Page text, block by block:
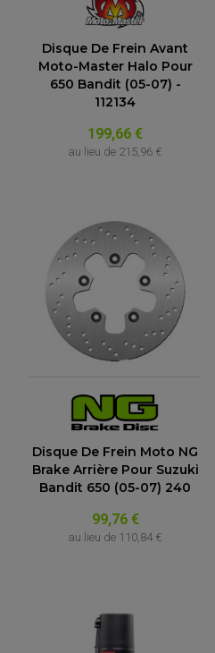
Disque De Frein Avant
Moto-Master Halo Pour
650 Bandit (05-07) -
112134
199,66 €
au lieu de 215,96 €
Disque De Frein Moto NG
Brake Arrière Pour Suzuki
Bandit 650 (05-07) 240
99,76 €
au lieu de 110,84 €